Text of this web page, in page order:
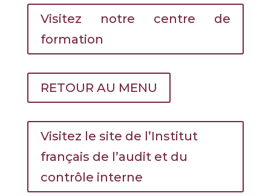
Visitez notre centre de
formation
RETOUR AU MENU
Visitez le site de l’Institut
français de l’audit et du
contrôle interne